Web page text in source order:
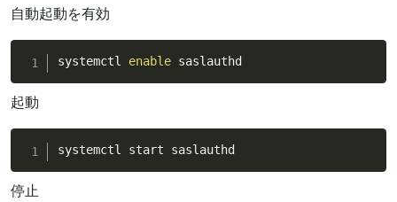
自動起動を有効
systemctl enable saslauthd
起動
systemctl start saslauthd
停止